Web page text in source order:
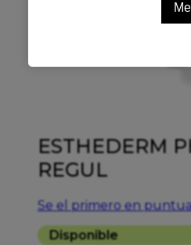
ESTHEDERM
REGUL
Se el primero en
Disponible